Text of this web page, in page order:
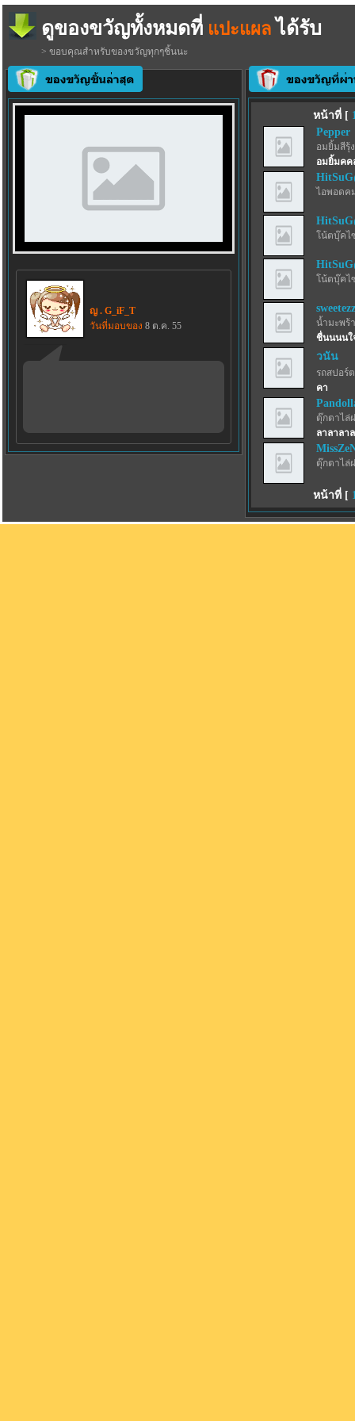
ดูของขวัญทั้งหมดที่ แปะแผล ได้รับ
> ขอบคุณสำหรับของขวัญทุกๆชิ้นนะ
ญ . G_iF_T
วันที่มอบของ 8 ต.ค. 55
หน้าที่ [
Pepper
อมยิ้มสีรุ้ง
อมยิ้มคค
ไอพอดค
โน้ตบุ๊คไ
โน้ตบุ๊คไ
น้ำมะพร้
ชื่นนนนใ
วนัน
รถสปอร์
คา
ตุ๊กตาไล่
ลาลาลา
ตุ๊กตาไล่
หน้าที่ [